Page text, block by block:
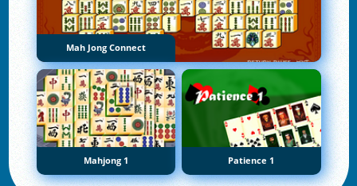
Mah Jong Connect
Mahjong 1 Patience 1